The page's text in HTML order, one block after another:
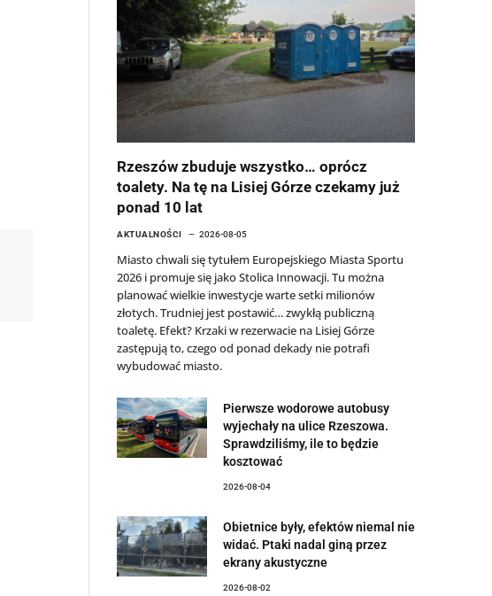
Rzeszów zbuduje wszystko… oprócz
toalety. Na tę na Lisiej Górze czekamy już
ponad 10 lat
AKTUALNOŚCI 2026-08-05
Miasto chwali się tytułem Europejskiego Miasta Sportu
2026 i promuje się jako Stolica Innowacji. Tu można
planować wielkie inwestycje warte setki milionów
złotych. Trudniej jest postawić… zwykłą publiczną
toaletę. Efekt? Krzaki w rezerwacie na Lisiej Górze
zastępują to, czego od ponad dekady nie potrafi
wybudować miasto.
Pierwsze wodorowe autobusy
wyjechały na ulice Rzeszowa.
Sprawdziliśmy, ile to będzie
kosztować
2026-08-04
Obietnice były, efektów niemal nie
widać. Ptaki nadal giną przez
ekrany akustyczne
2026-08-02